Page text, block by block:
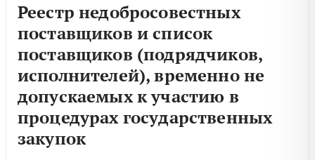
Реестр недобросовестных
поставщиков и список
поставщиков (подрядчиков,
исполнителей), временно не
допускаемых к участию в
процедурах государственных
закупок